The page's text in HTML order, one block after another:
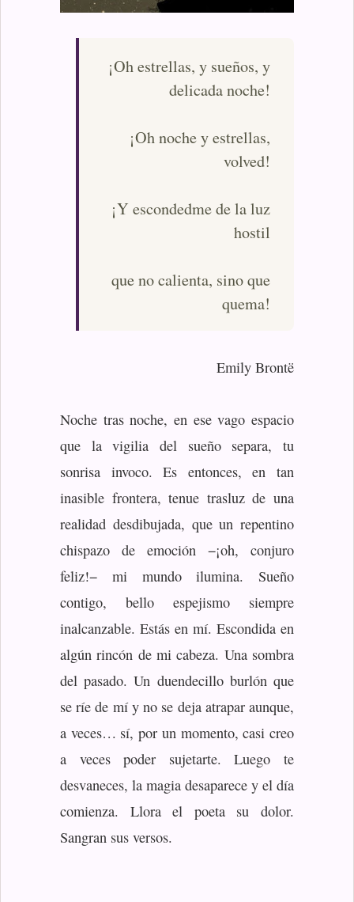
¡Oh estrellas, y sueños, y
delicada noche!
¡Oh noche y estrellas,
volved!
¡Y escondedme de la luz
hostil
que no calienta, sino que
quema!
Emily Brontë
Noche tras noche, en ese vago espacio
que la vigilia del sueño separa, tu
sonrisa invoco. Es entonces, en tan
inasible frontera, tenue trasluz de una
realidad desdibujada, que un repentino
chispazo de emoción −¡oh, conjuro
feliz!− mi mundo ilumina. Sueño
contigo, bello espejismo siempre
inalcanzable. Estás en mí. Escondida en
algún rincón de mi cabeza. Una sombra
del pasado. Un duendecillo burlón que
se ríe de mí y no se deja atrapar aunque,
a veces… sí, por un momento, casi creo
a veces poder sujetarte. Luego te
desvaneces, la magia desaparece y el día
comienza. Llora el poeta su dolor.
Sangran sus versos.